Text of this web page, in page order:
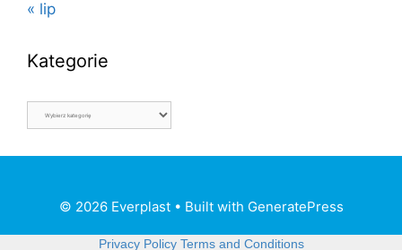
« lip
Kategorie
© 2026 Everplast• Built with GeneratePress
Privacy Policy Terms and Conditions